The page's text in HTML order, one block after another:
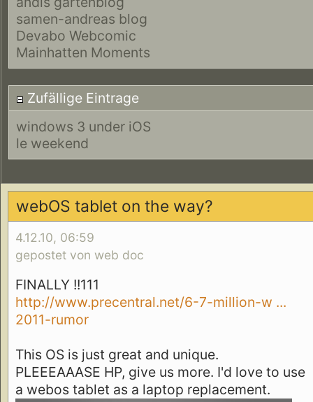
samen-andreas blog
Devabo Webcomic
Mainhatten Moments
Zufällige Eintrage
windows 3 under iOS
le weekend
webOS tablet on the way?
4.12.10, 06:59
gepostet von web doc
FINALLY !!111
http://www.precentral.net/6-7-million-w ...
2011-rumor
This OS is just great and unique.
PLEEEAAASE HP, give us more. I'd love to use
a webos tablet as a laptop replacement.